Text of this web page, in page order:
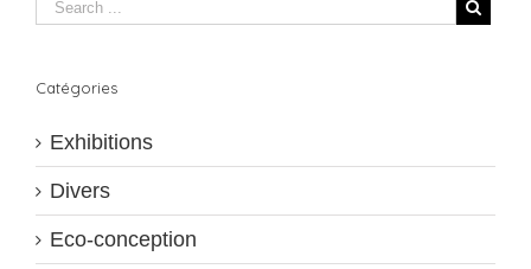
Catégories
Exhibitions
Divers
Eco-conception